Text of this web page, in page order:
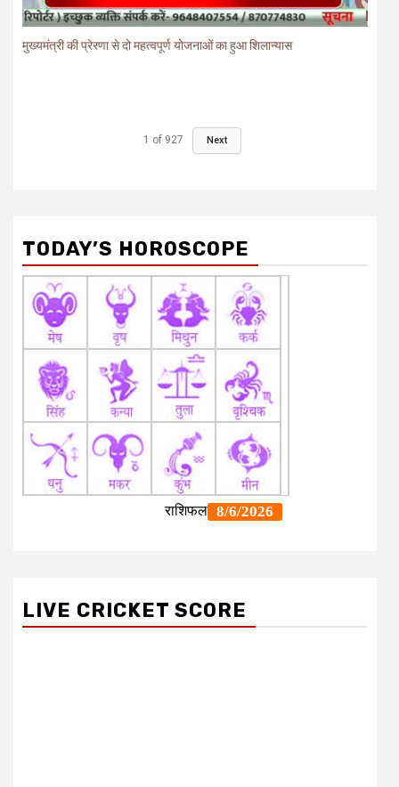
मुख्यमंत्री की प्रेरणा से दो महत्वपूर्ण योजनाओं का हुआ शिलान्यास
1 of 927 Next
TODAY’S HOROSCOPE
LIVE CRICKET SCORE